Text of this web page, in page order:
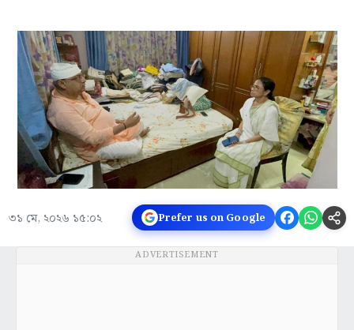
৩১ মে, ২০২৬ ১৫:০২ Prefer us on Google
ADVERTISEMENT